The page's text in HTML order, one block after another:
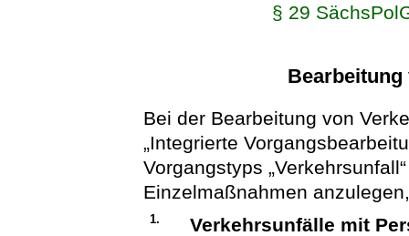
§ 29
Bei der Bearbeitung von
„Integrierte
Vorgangstyps
Einzelmaßnahmen
1.
Verkehrsunfälle mit